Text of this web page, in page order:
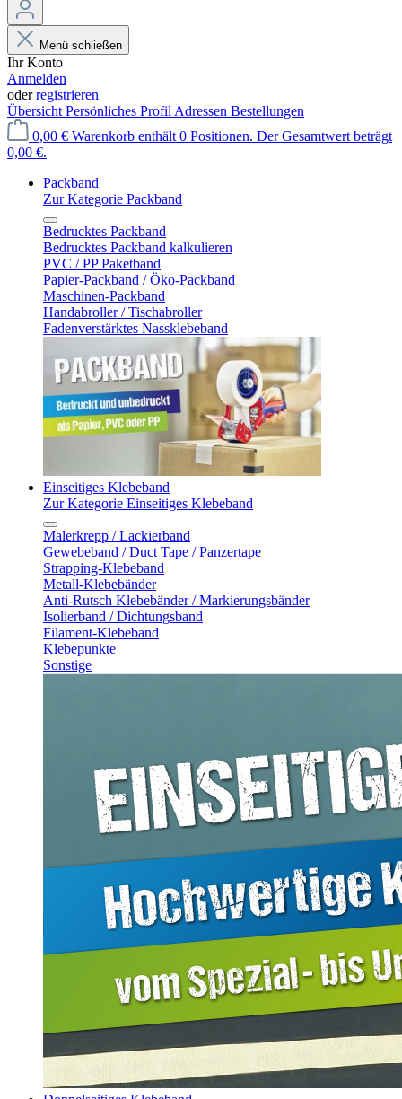
Menü schließen
Ihr Konto
Anmelden
oderregistrieren
Übersicht Persönliches Profil Adressen Bestellungen
0,00 € Warenkorb enthält 0 Positionen. Der Gesamtwert beträgt
0,00 €.
Packband
Zur Kategorie Packband
Bedrucktes Packband
Bedrucktes Packband kalkulieren
PVC / PP Paketband
Papier-Packband / Öko-Packband
Maschinen-Packband
Handabroller / Tischabroller
Fadenverstärktes Nassklebeband
Einseitiges Klebeband
Zur Kategorie Einseitiges Klebeband
Malerkrepp / Lackierband
Gewebeband / Duct Tape / Panzertape
Strapping-Klebeband
Metall-Klebebänder
Anti-Rutsch Klebebänder / Markierungsbänder
Isolierband / Dichtungsband
Filament-Klebeband
Klebepunkte
Sonstige